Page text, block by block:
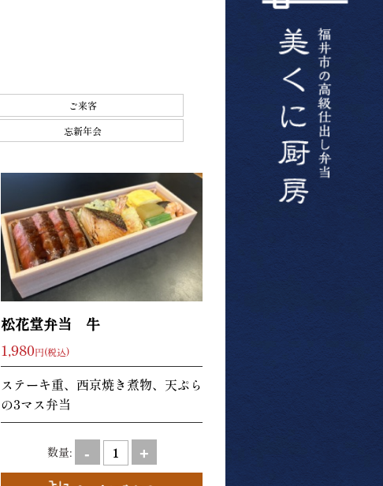
ご来客
忘新年会
松花堂弁当 牛
1,980円(税込)
ステーキ重、西京焼き煮物、天ぷら
の3マス弁当
数量: - +